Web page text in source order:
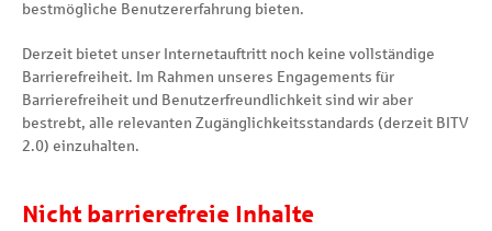
bestmögliche Benutzererfahrung bieten.
Derzeit bietet unser Internetauftritt noch keine vollständige
Barrierefreiheit. Im Rahmen unseres Engagements für
Barrierefreiheit und Benutzerfreundlichkeit sind wir aber
bestrebt, alle relevanten Zugänglichkeitsstandards (derzeit BITV
2.0) einzuhalten.
Nicht barrierefreie Inhalte